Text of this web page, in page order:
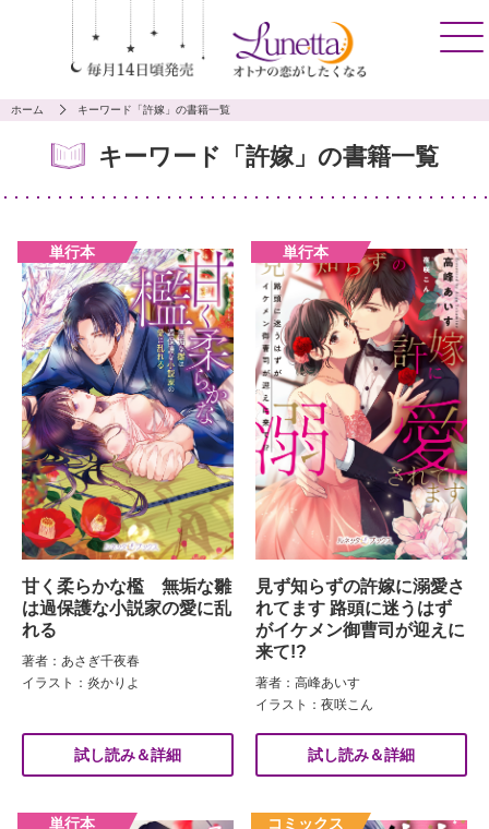
ホーム キーワード「許嫁」の書籍一覧
キーワード「許嫁」の書籍一覧
甘く柔らかな檻 無垢な雛
は過保護な小説家の愛に乱
れる
著者：あさぎ千夜春
イラスト：炎かりよ
試し読み＆詳細
見ず知らずの許嫁に溺愛さ
れてます 路頭に迷うはず
がイケメン御曹司が迎えに
来て!?
著者：高峰あいす
イラスト：夜咲こん
試し読み＆詳細